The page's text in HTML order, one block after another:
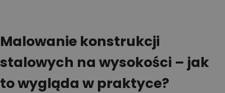
Malowanie konstrukcji
stalowych na wysokości – jak
to wygląda w praktyce?